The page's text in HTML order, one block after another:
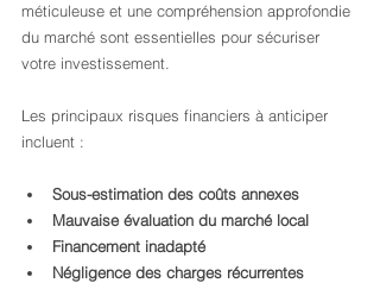
méticuleuse et une compréhension approfondie
du marché sont essentielles pour sécuriser
votre investissement.
Les principaux risques financiers à anticiper
incluent :
Sous-estimation des coûts annexes
Mauvaise évaluation du marché local
Financement inadapté
Négligence des charges récurrentes